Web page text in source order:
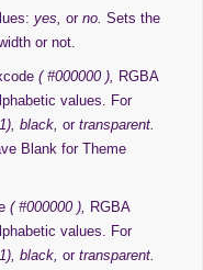
yes,orno.Sets the
or not.
( #000000 ), RGBA
values. For
black,ortransparent.
Blank for Theme
( #000000 ), RGBA
values. For
black,ortransparent.